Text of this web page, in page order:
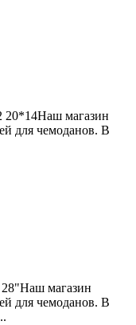
20*14Наш магазин
для чемоданов. В
магазин
для чемоданов. В